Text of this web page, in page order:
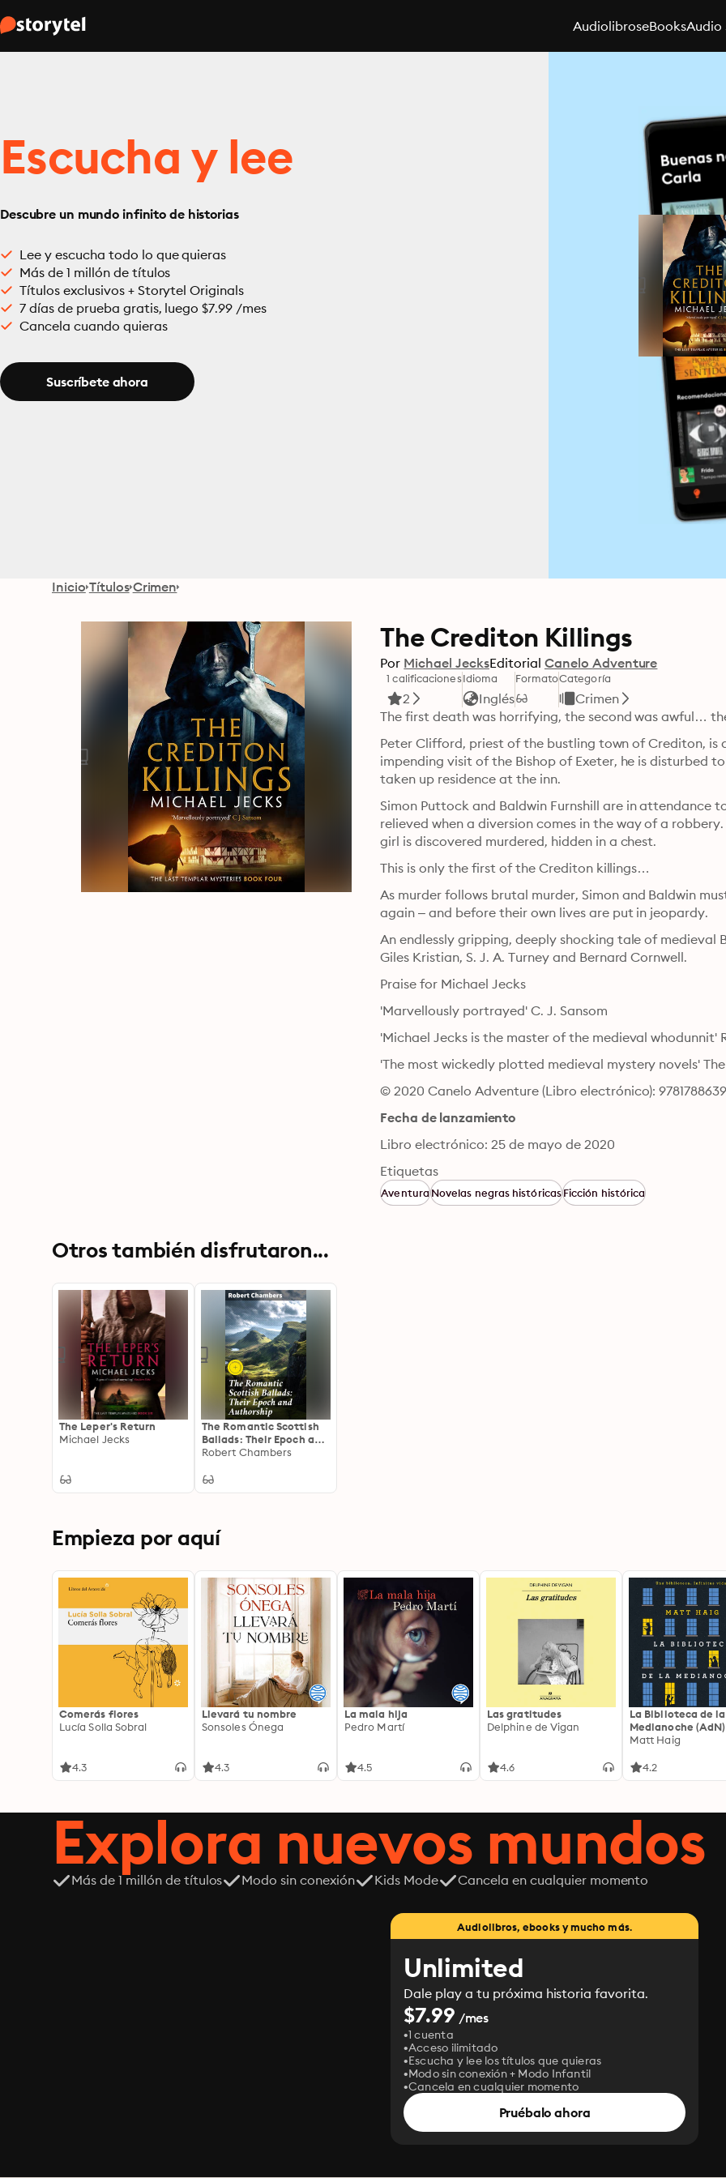
AudiolibroseBooksAudio
Escucha y lee
Descubre un mundo infinito de historias
Lee y escucha todo lo que quieras
Más de 1 millón de títulos
Títulos exclusivos + Storytel Originals
7 días de prueba gratis, luego $7.99 /mes
Cancela cuando quieras
Suscríbete ahora
Inicio Títulos Crimen
The Crediton Killings
Por Michael JecksEditorial Canelo Adventure
1 calificaciones
2
Idioma
Inglés
FormatoCategoría
Crimen
The first death was horrifying, the second was awful…
Peter Clifford, priest of the bustling town of Crediton, is
impending visit of the Bishop of Exeter, he is disturbed
taken up residence at the inn.
Simon Puttock and Baldwin Furnshill are in attendance
relieved when a diversion comes in the way of a
girl is discovered murdered, hidden in a chest.
This is only the first of the Crediton killings…
As murder follows brutal murder, Simon and Baldwin
again – and before their own lives are put in jeopardy.
An endlessly gripping, deeply shocking tale of
Giles Kristian, S. J. A. Turney and Bernard Cornwell.
Praise for Michael Jecks
'Marvellously portrayed' C. J. Sansom
'Michael Jecks is the master of the medieval whodunnit'
'The most wickedly plotted medieval mystery novels' The
© 2020 Canelo Adventure (Libro electrónico):
Fecha de lanzamiento
Libro electrónico: 25 de mayo de 2020
Etiquetas
AventuraNovelas negras históricasFicción histórica
Otros también disfrutaron...
The Leper's Return
Michael Jecks
The Romantic Scottish
Ballads: Their Epoch and
Authorship: Enriched
Mysteries of Scottish
Robert Chambers
Empieza por aquí
Comerás flores
Lucía Solla Sobral
4.3
Llevará tu nombre
Sonsoles Ónega
4.3
La mala hija
Pedro Martí
4.5
Las gratitudes
Delphine de Vigan
4.6
La Biblioteca de la
Medianoche (AdN)
Matt Haig
4.2
Explora nuevos mundos
Más de 1 millón de títulos Modo sin conexión Kids Mode Cancela en cualquier momento
Audiolibros, ebooks y mucho más.
Unlimited
Dale play a tu próxima historia favorita.
$7.99 /mes
1 cuenta
Acceso ilimitado
Escucha y lee los títulos que quieras
Modo sin conexión + Modo Infantil
Cancela en cualquier momento
Pruébalo ahora